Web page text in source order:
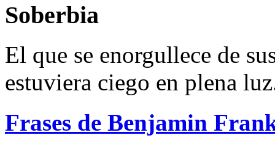
Soberbia
El que se enorgullece de
estuviera ciego en plena
Frases de Benjamin